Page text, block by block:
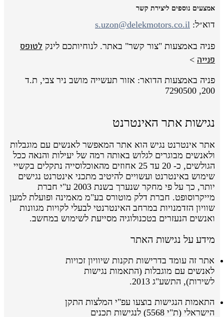
אמצעים נוספים ליצירת קשר
דוא״ל: s.uzon@delekmotors.co.il
פניה באמצעות "צור קשר" באתר. לנוחיותכם לינק לטופס
פנייה >
פניה באמצעות הדואר: אזור תעשייה מושב ניר צבי, ת.ד
200, 7290500
נגישות אתר האינטרנט
אתר אינטרנט נגיש הוא אתר המאפשר לאנשים עם מוגבלות
ולאנשים מבוגרים לגלוש באותה רמה של יעילות והנאה ככל
הגולשים, כ- 20 עד 25 אחוזים מהאוכלוסייה נתקלים בקשיי
שימוש באינטרנט ועשויים להיטיב מתכני אינטרנט נגישים
יותר, כך על פי מחקר שנערך בשנת 2003 ע"י חברת
מייקרוסופט. חברת דלק מוטורס בע"מ מאמינה ופועלת למען
שוויון הזדמנויות במרחב האינטרנטי לבעלי לקויות מגוונות
ואנשים הנעזרים בטכנולוגיה מסייעת לשימוש במחשב.
מידע על נגישות האתר
אתר זה עומד בדרישות תקנות שיוויון זכויות
לאנשים עם מוגבלות (התאמות נגישות
לשירות), התשע"ג 2013.
התאמות הנגישות בוצעועפ"יהמלצות התקן
הישראלי(ת"י 5568) לנגישות תכנים